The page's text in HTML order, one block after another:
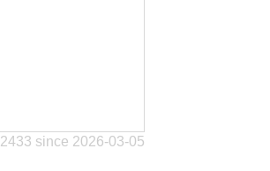
2433 since 2026-03-05